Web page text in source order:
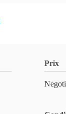
Prix